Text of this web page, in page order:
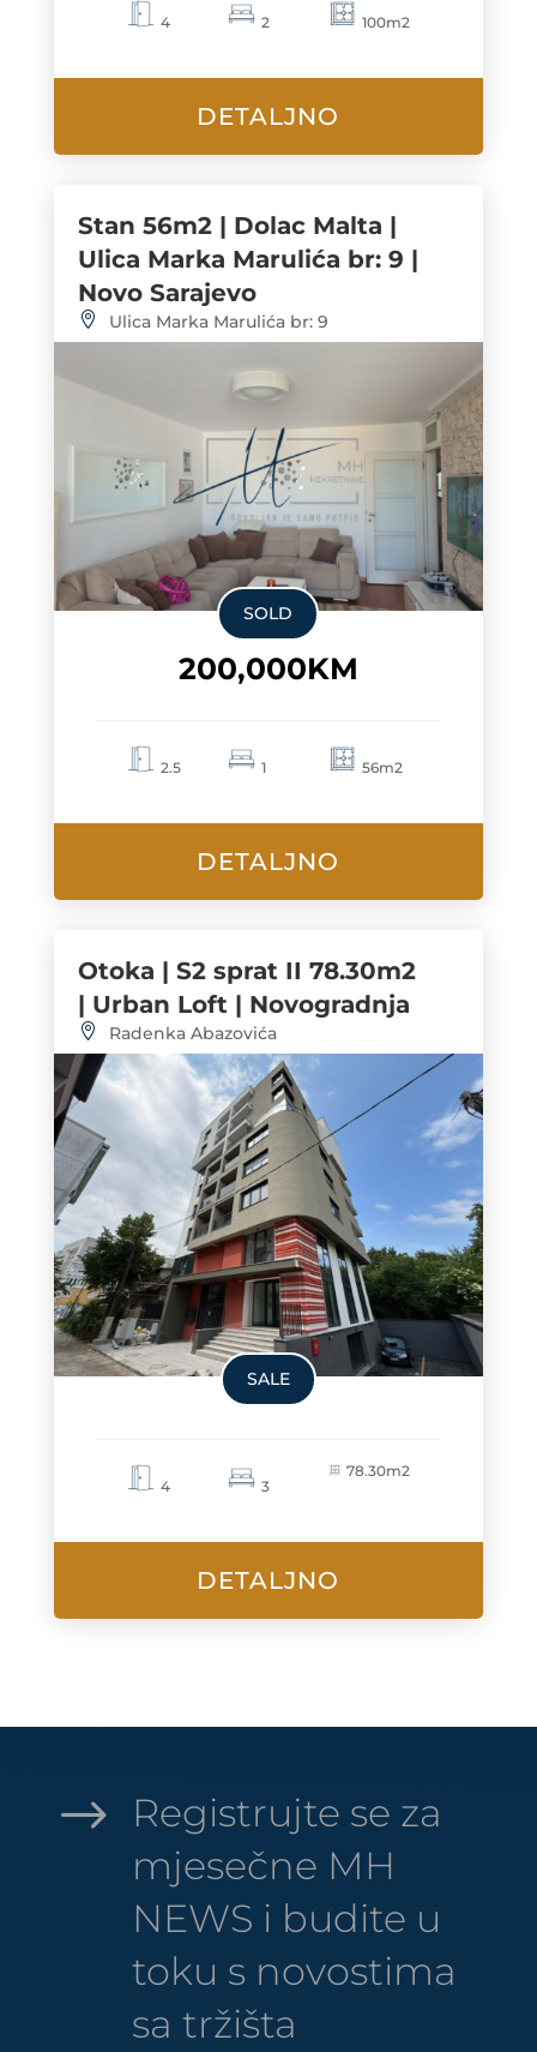
4 2 100m2
DETALJNO
Stan 56m2 | Dolac Malta |
Ulica Marka Marulića br: 9 |
Novo Sarajevo
Ulica Marka Marulića br: 9
SOLD
200,000KM
2.5 1 56m2
DETALJNO
Otoka | S2 sprat II 78.30m2
| Urban Loft | Novogradnja
Radenka Abazovića
SALE
4 3
78.30m2
DETALJNO
$
Registrujte se za
mjesečne MH
NEWS i budite u
toku s novostima
sa tržišta